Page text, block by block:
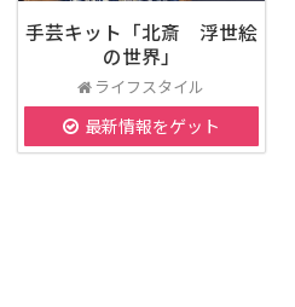
手芸キット「北斎 浮世絵
の世界」
ライフスタイル
最新情報をゲット